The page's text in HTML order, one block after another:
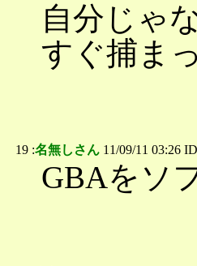
自分じゃ
すぐ捕ま
19 :名無しさん 11/09/11 03:26
GBAをソ